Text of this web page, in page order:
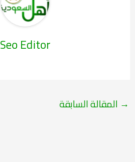
Seo Editor
→ المقالة السابقة